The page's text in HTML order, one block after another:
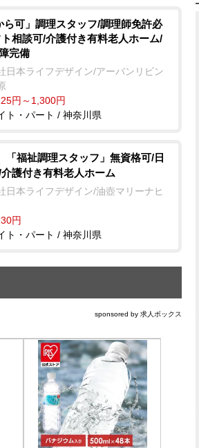
ら可」調理スタッフ/調理師免許必
相談可/介護付き有料老人ホーム/
完備
日本ライフデザイン/アーバンリビン
円～1,300円
ト・パート / 神奈川県
「福祉調理スタッフ」無資格可/日
護付き有料老人ホーム
日本ライフデザイン/油壺マリーナヒ
円
ト・パート / 神奈川県
sponsored by 求人ボックス